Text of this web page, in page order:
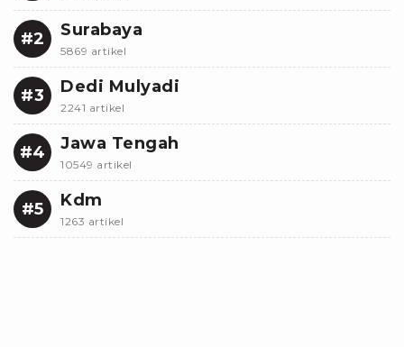
#2 Surabaya
5869 artikel
#3 Dedi Mulyadi
2241 artikel
#4 Jawa Tengah
10549 artikel
#5 Kdm
1263 artikel